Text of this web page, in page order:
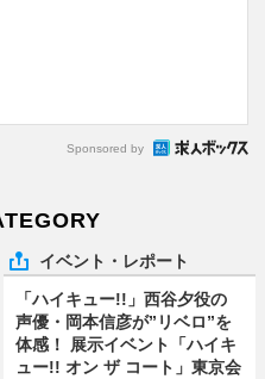
Sponsored by
イベント・レポート
「ハイキュー!!」西谷夕役の
声優・岡本信彦が”リベロ”を
体感！ 展示イベント「ハイキ
ュー!! オン ザ コート」東京会